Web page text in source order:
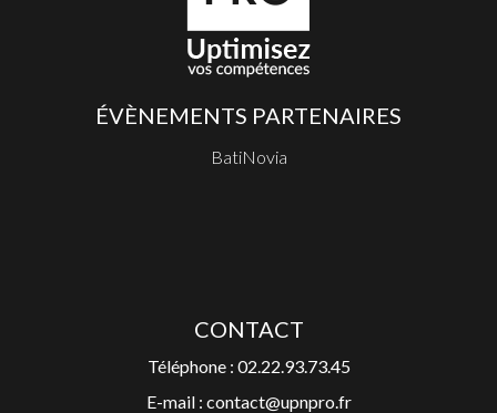
ÉVÈNEMENTS PARTENAIRES
BatiNovia
CONTACT
Téléphone : 02.22.93.73.45
E-mail : contact@upnpro.fr